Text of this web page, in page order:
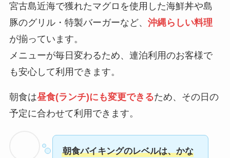
宮古島近海で獲れたマグロを使用した海鮮丼や島
豚のグリル・特製バーガーなど、 沖縄らしい料理
が揃っています。
メニューが毎日変わるため、連泊利用のお客様で
も安心して利用できます。
朝食は昼食(ランチ)にも変更できるため、その日の
予定に合わせて利用できます。
朝食バイキングのレベルは、かな